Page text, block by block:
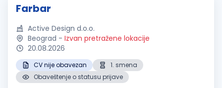
Farbar
Active Design d.o.o.
Beograd - Izvan pretražene lokacije
20.08.2026
CV nije obavezan
1. smena
Obaveštenje o statusu prijave